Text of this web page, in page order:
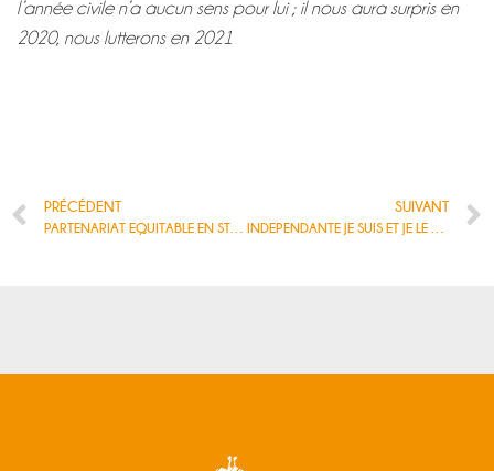
l’année civile n’a aucun sens pour lui ; il nous aura surpris en
2020, nous lutterons en 2021
PRÉCÉDENT
PARTENARIAT EQUITABLE EN STRATEGIE D’ALLIANCE
SUIVANT
INDEPENDANTE JE SUIS ET JE LE RESTERAI